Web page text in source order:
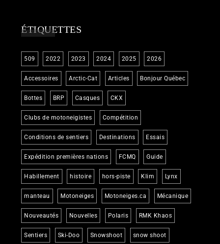
ÉTIQUETTES
509 2022 2023 2024 2025 2026
Accessoires Arctic-Cat Articles Bonjour Québec
Bottes BRP Casques CKX
Clubs de motoneigistes Compétition
Conditions de sentiers Destinations Essais
Expédition premières nations FCMQ Guide
Habillement histoire hors-piste Klim Lynx
manteau Motoneiges Motoneiges.ca Mécanique
Nouveautés Nouvelles Polaris RMK Khaos
Sentiers Ski-Doo Snowshoot snow shoot